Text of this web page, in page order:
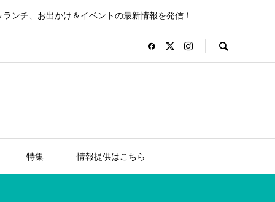
ンチ、お出かけ＆イベントの最新情報を発信！
特集 情報提供はこちら